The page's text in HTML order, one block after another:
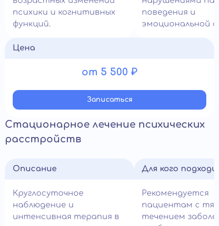
психики и когнитивных
функций.
поведения и
эмоциональной
Цена
от 5 500 ₽
Записатьcя
Стационарное лечение психических
расстройств
Описание
Круглосуточное
наблюдение и
интенсивная терапия в
Для кого
Рекомендуется
пациентам с
течением